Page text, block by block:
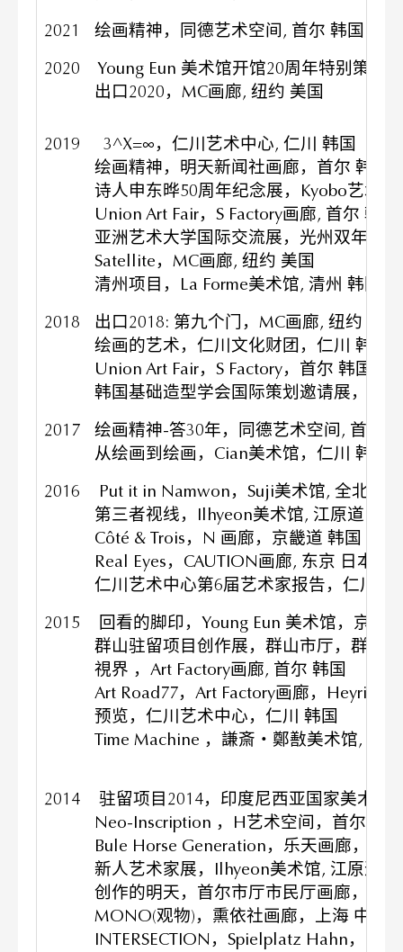
2021
绘画精神，同德艺术空间, 首尔 韩国
2020
Young Eun 美术馆开馆20周年特别策划
出口2020，MC画廊, 纽约 美国
2019
3^X=∞，仁川艺术中心, 仁川 韩国
绘画精神，明天新闻社画廊，首尔 韩国
诗人申东晔50周年纪念展，Kyobo艺术
Union Art Fair，S Factory画廊, 首尔 韩国
亚洲艺术大学国际交流展，光州双年展
Satellite，MC画廊, 纽约 美国
清州项目，La Forme美术馆, 清州 韩国
2018
出口2018: 第九个门，MC画廊, 纽约 美
绘画的艺术，仁川文化财团，仁川 韩国
Union Art Fair，S Factory，首尔 韩国
韩国基础造型学会国际策划邀请展，
2017
绘画精神-答30年，同德艺术空间, 首尔
从绘画到绘画，Cian美术馆，仁川 韩国
2016
Put it in Namwon，Suji美术馆, 全北 韩
第三者视线，Ilhyeon美术馆, 江原道 韩国
Côté & Trois，N 画廊，京畿道 韩国
Real Eyes，CAUTION画廊, 东京 日本
仁川艺术中心第6届艺术家报告，仁川艺
2015
回看的脚印，Young Eun 美术馆，京畿
群山驻留项目创作展，群山市厅，群山
視界 ，Art Factory画廊, 首尔 韩国
Art Road77，Art Factory画廊，Heyri 韩
预览，仁川艺术中心，仁川 韩国
Time Machine ，謙斎・鄭敾美术馆, 首
2014
驻留项目2014，印度尼西亚国家美术馆
Neo-Inscription ，H艺术空间，首尔 韩
Bule Horse Generation，乐天画廊，首
新人艺术家展，Ilhyeon美术馆, 江原道
创作的明天，首尔市厅市民厅画廊，首
MONO(观物)，熏依社画廊，上海 中国
INTERSECTION，Spielplatz Hahn，首